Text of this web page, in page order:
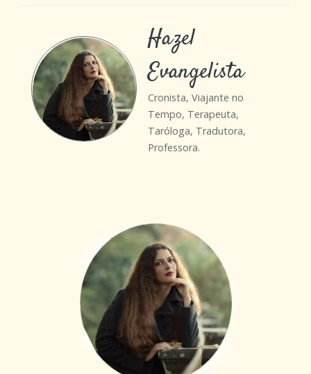
Hazel
Evangelista
Cronista, Viajante no
Tempo, Terapeuta,
Taróloga, Tradutora,
Professora.